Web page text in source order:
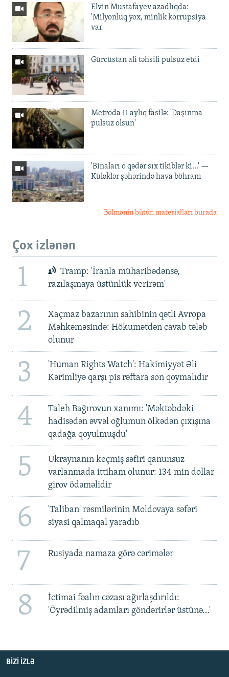
Elvin Mustafayev azadlıqda:
'Milyonluq yox, minlik korrupsiya
var'
Gürcüstan ali təhsili pulsuz etdi
Metroda 11 aylıq fasilə: 'Daşınma
pulsuz olsun'
'Binaları o qədər sıx tikiblər ki...' —
Küləklər şəhərində hava böhranı
Bölmənin bütün materialları burada
Çox izlənən
1
Tramp: 'İranla müharibədənsə,
razılaşmaya üstünlük verirəm'
2
Xaçmaz bazarının sahibinin qətli Avropa
Məhkəməsində: Hökumətdən cavab tələb
olunur
3
'Human Rights Watch': Hakimiyyət Əli
Kərimliyə qarşı pis rəftara son qoymalıdır
4
Taleh Bağırovun xanımı: 'Məktəbdəki
hadisədən əvvəl oğlumun ölkədən çıxışına
qadağa qoyulmuşdu'
5
Ukraynanın keçmiş səfiri qanunsuz
varlanmada ittiham olunur: 134 min dollar
girov ödəməlidir
6
'Taliban' rəsmilərinin Moldovaya səfəri
siyasi qalmaqal yaradıb
7 Rusiyada namaza görə cərimələr
8
İctimai fəalın cəzası ağırlaşdırıldı:
'Öyrədilmiş adamları göndərirlər üstünə…'
BIZI IZLƏ